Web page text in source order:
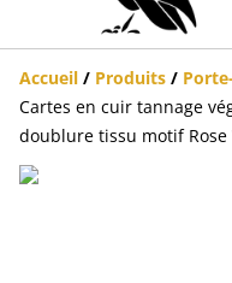
Accueil / Produits /
Cartes en cuir tannage
doublure tissu motif Rose